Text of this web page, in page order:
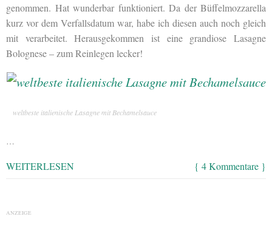
genommen. Hat wunderbar funktioniert. Da der Büffelmozzarella
kurz vor dem Verfallsdatum war, habe ich diesen auch noch gleich
mit verarbeitet. Herausgekommen ist eine grandiose Lasagne
Bolognese – zum Reinlegen lecker!
weltbeste italienische Lasagne mit Bechamelsauce
…
WEITERLESEN { 4 Kommentare }
ANZEIGE